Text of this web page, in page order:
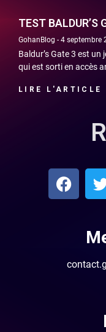
TEST BALDUR’S
GohanBlog 4 septembre
Baldur’s Gate 3 est
qui est sorti en accès
LIRE L'ARTICLE